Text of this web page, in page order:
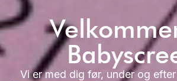
Vi er med dig før, under og